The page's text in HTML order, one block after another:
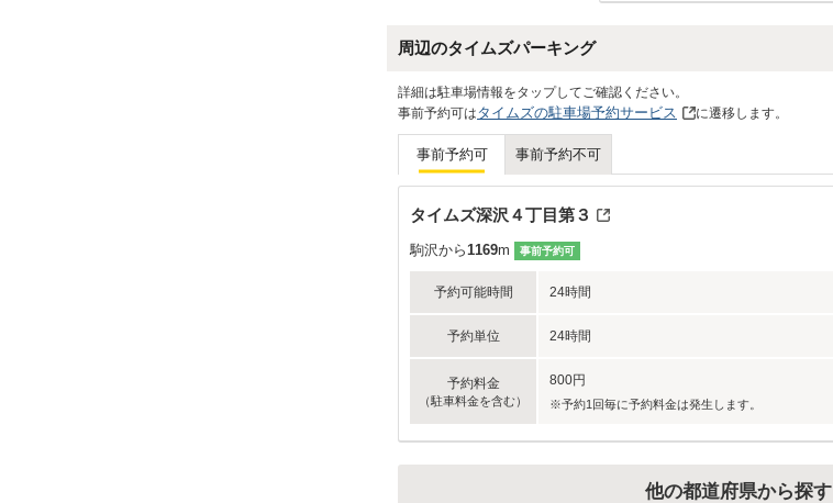
周辺のタイムズパーキング
詳細は駐車場情報をタップしてご確認ください。
事前予約可はタイムズの駐車場予約サービス に遷移します。
事前予約可 事前予約不可
タイムズ深沢４丁目第３
駒沢から1169m 事前予約可
予約可能時間 24時間
予約単位 24時間
予約料金
（駐車料金を含む）
800円
※予約1回毎に予約料金は発生します。
他の都道府県から探す